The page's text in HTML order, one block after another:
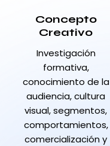
Concepto
Creativo
Investigación
formativa,
conocimiento de la
audiencia, cultura
visual, segmentos,
comportamientos,
comercialización y